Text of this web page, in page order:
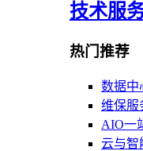
技术服
热门推荐
数据中
维保服
AIO一
云与智